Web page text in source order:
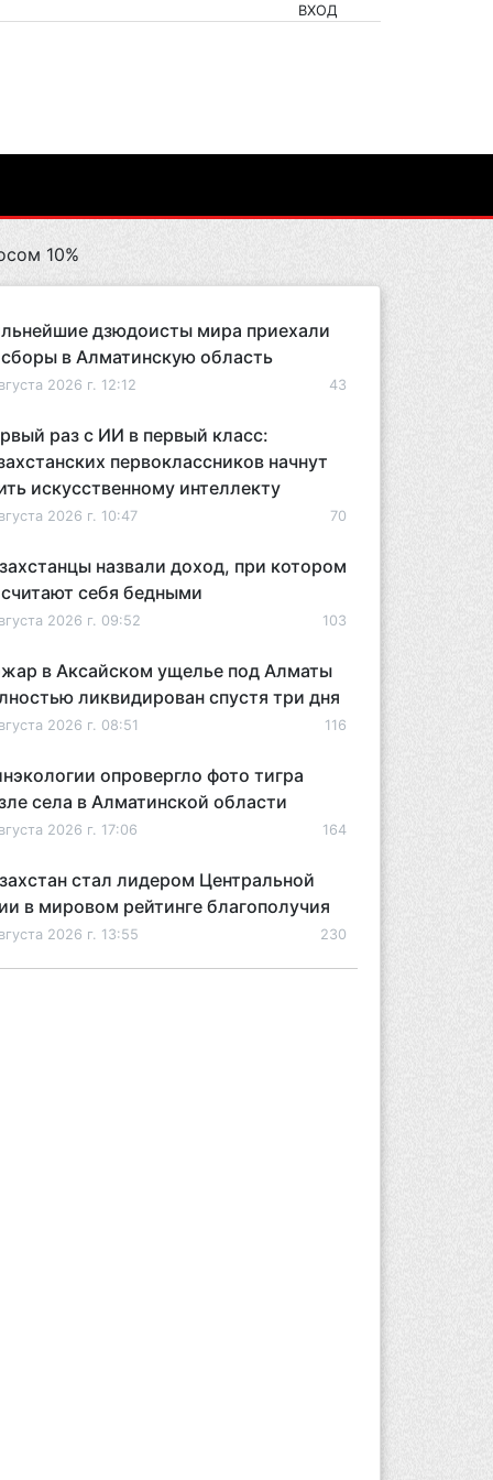
ВХОД
10%
дзюдоисты мира приехали
сборы в Алматинскую область
2026 г. 12:12 43
раз с ИИ в первый класс:
первоклассников начнут
искусственному интеллекту
2026 г. 10:47 70
назвали доход, при котором
считают себя бедными
2026 г. 09:52 103
в Аксайском ущелье под Алматы
ликвидирован спустя три дня
2026 г. 08:51 116
опровергло фото тигра
села в Алматинской области
2026 г. 17:06 164
стал лидером Центральной
в мировом рейтинге благополучия
2026 г. 13:55 230